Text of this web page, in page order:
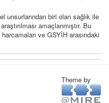
unsurlarından biri olan sağlık ile
amaçlanmıştır. Bu
ve GSYİH arasındaki
Theme by